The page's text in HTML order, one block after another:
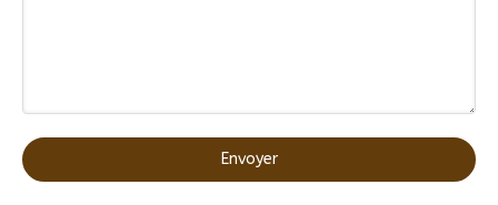
Envoyer